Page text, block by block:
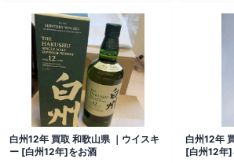
白州12年 買取 和歌山県 ｜ウイスキ
ー [白州12年]をお酒
白州12年
[白州12年]